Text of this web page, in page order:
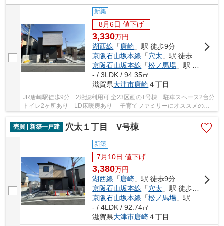
新築
8月6日 値下げ
3,330万円
湖西線 「唐崎 」駅 徒歩9分
京阪石山坂本線 「穴太 」駅 徒歩6分
京阪石山坂本線 「松ノ馬場 」駅 徒歩21分
- / 3LDK / 94.35㎡
滋賀県大津市唐崎４丁目
JR唐崎駅徒歩9分 2沿線利用可 全23区画のT号棟 駐車スペース2台分
トイレ2ヶ所あり LD床暖房あり 子育てファミリーにオススメのエ
リアです
売買 | 新築一戸建
穴太１丁目 V号棟
新築
7月10日 値下げ
3,380万円
湖西線 「唐崎 」駅 徒歩9分
京阪石山坂本線 「穴太 」駅 徒歩6分
京阪石山坂本線 「松ノ馬場 」駅 徒歩21分
- / 4LDK / 92.74㎡
滋賀県大津市唐崎４丁目